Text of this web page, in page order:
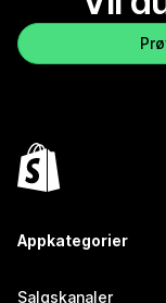
Appkategorier
Salgskanaler